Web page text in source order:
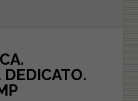
DEDICATO.